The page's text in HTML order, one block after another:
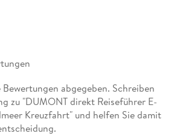
Interesse ideal verbinden.
abgegeben. Schreiben
zu "DUMONT direkt Reiseführer E-
Kreuzfahrt" und helfen Sie damit